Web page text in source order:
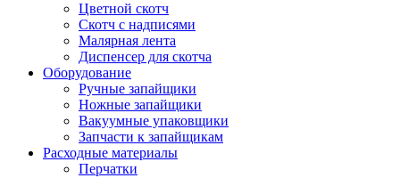
Цветной скотч
Скотч с надписями
Малярная лента
Диспенсер для скотча
Оборудование
Ручные запайщики
Ножные запайщики
Вакуумные упаковщики
Запчасти к запайщикам
Расходные материалы
Перчатки